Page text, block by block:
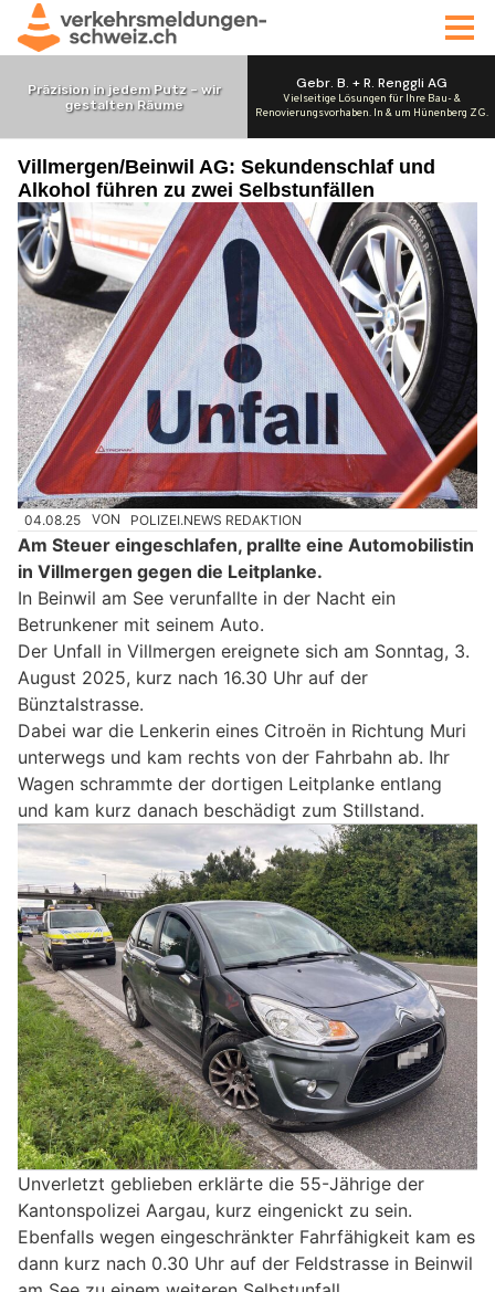
Villmergen/Beinwil AG: Sekundenschlaf und
Alkohol führen zu zwei Selbstunfällen
04.08.25 VON POLIZEI.NEWS REDAKTION
Am Steuer eingeschlafen, prallte eine Automobilistin
in Villmergen gegen die Leitplanke.
In Beinwil am See verunfallte in der Nacht ein
Betrunkener mit seinem Auto.
Der Unfall in Villmergen ereignete sich am Sonntag, 3.
August 2025, kurz nach 16.30 Uhr auf der
Bünztalstrasse.
Dabei war die Lenkerin eines Citroën in Richtung Muri
unterwegs und kam rechts von der Fahrbahn ab. Ihr
Wagen schrammte der dortigen Leitplanke entlang
und kam kurz danach beschädigt zum Stillstand.
Unverletzt geblieben erklärte die 55-Jährige der
Kantonspolizei Aargau, kurz eingenickt zu sein.
Ebenfalls wegen eingeschränkter Fahrfähigkeit kam es
dann kurz nach 0.30 Uhr auf der Feldstrasse in Beinwil